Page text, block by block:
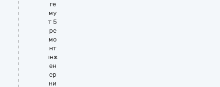
ге
му
т 5
ре
мо
нт
інж
ен
ер
ни